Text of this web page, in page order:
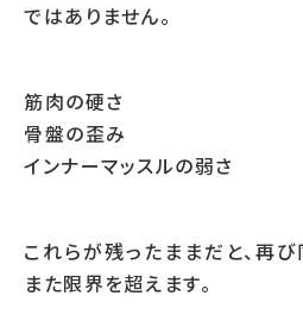
ではありません。
筋肉の硬さ
骨盤の歪み
インナーマッスルの弱さ
これらが残ったままだと、再び
また限界を超えます。